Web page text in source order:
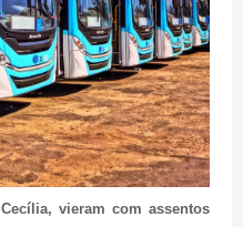
vieram com assentos